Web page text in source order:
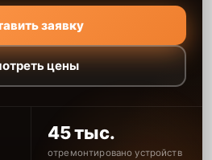
заявку
цены
45 тыс.
отремонтировано устройств